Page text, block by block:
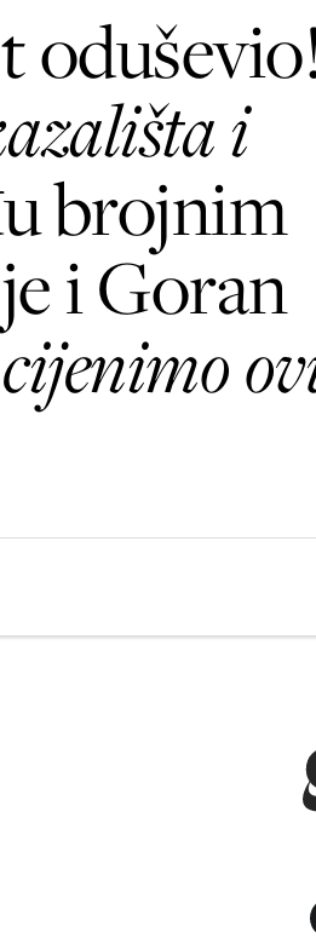
i
brojnim
i Goran
cijenimo